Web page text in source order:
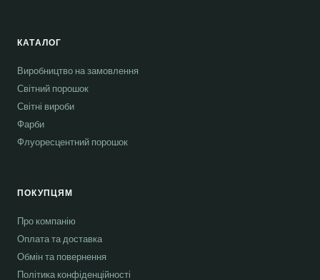
КАТАЛОГ
Виробництво на замовлення
Світний порошок
Світні вироби
Фарби
Флуоресцентний порошок
ПОКУПЦЯМ
Про компанію
Оплата та доставка
Обмін та повернення
Політика конфіденційності